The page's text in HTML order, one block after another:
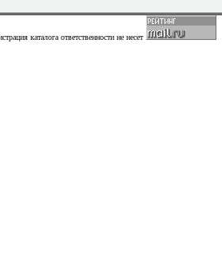
каталога ответственности не несет